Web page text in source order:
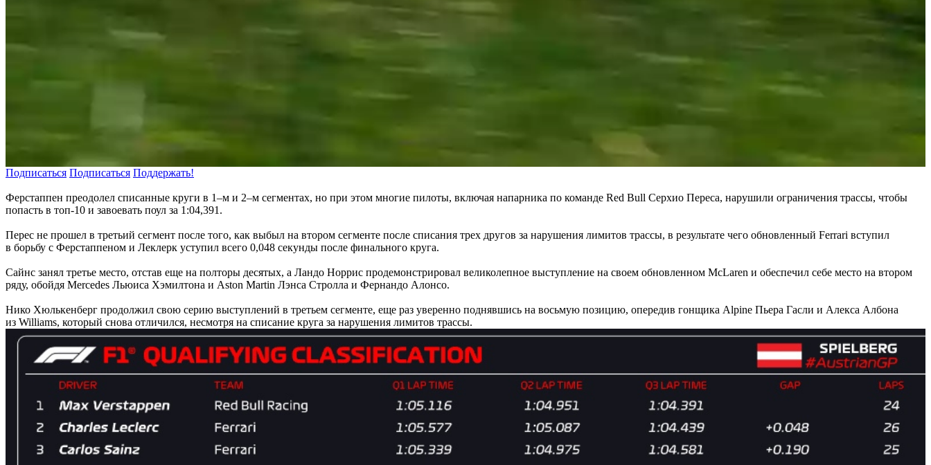
Подписаться Подписаться Поддержать!
Ферстаппен преодолел списанные круги в 1–м и 2–м сегментах, но при этом многие пилоты, включая напарника по команде Red Bull Серхио Переса, нарушили ограничения трассы, чтобы
попасть в топ-10 и завоевать поул за 1:04,391.
Перес не прошел в третьий сегмент после того, как выбыл на втором сегменте после списания трех другов за нарушения лимитов трассы, в результате чего обновленный Ferrari вступил
в борьбу с Ферстаппеном и Леклерк уступил всего 0,048 секунды после финального круга.
Сайнс занял третье место, отстав еще на полторы десятых, а Ландо Норрис продемонстрировал великолепное выступление на своем обновленном McLaren и обеспечил себе место на втором
ряду, обойдя Mercedes Льюиса Хэмилтона и Aston Martin Лэнса Стролла и Фернандо Алонсо.
Нико Хюлькенберг продолжил свою серию выступлений в третьем сегменте, еще раз уверенно поднявшись на восьмую позицию, опередив гонщика Alpine Пьера Гасли и Алекса Албона
из Williams, который снова отличился, несмотря на списание круга за нарушения лимитов трассы.